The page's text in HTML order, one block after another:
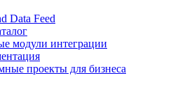
Data Feed
модули интеграции
проекты для бизнеса